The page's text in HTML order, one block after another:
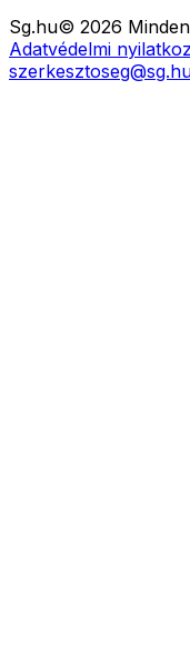
Sg.hu© 2026
Adatvédelmi